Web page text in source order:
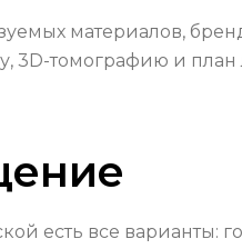
материалов,
томографию и план
есть все варианты: